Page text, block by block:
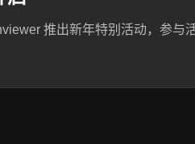
推出新年特别活动，参与